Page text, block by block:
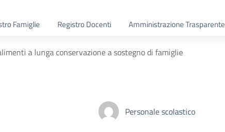
Famiglie Registro Docenti Amministrazione Trasparente
a lunga conservazione a sostegno di famiglie
Personale scolastico